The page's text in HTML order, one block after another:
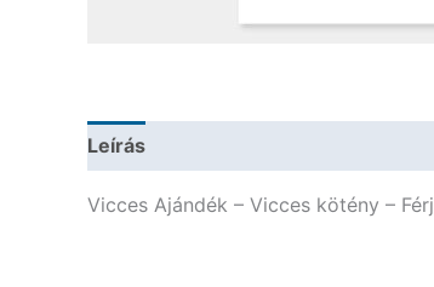
Leírás
Vicces Ajándék – Vicces kötény –